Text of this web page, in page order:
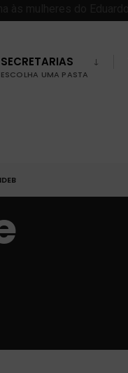
SECRETARIAS
ESCOLHA UMA PASTA